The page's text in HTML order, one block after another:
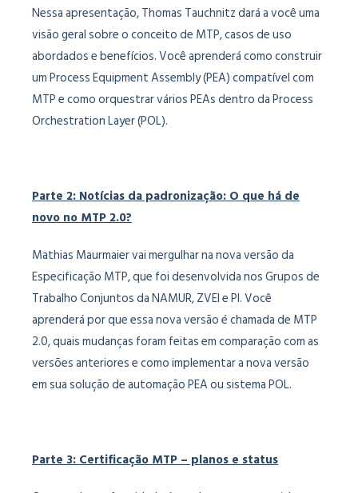
Nessa apresentação, Thomas Tauchnitz dará a você uma
visão geral sobre o conceito de MTP, casos de uso
abordados e benefícios. Você aprenderá como construir
um Process Equipment Assembly (PEA) compatível com
MTP e como orquestrar vários PEAs dentro da Process
Orchestration Layer (POL).
Parte 2: Notícias da padronização: O que há de
novo no MTP 2.0?
Mathias Maurmaier vai mergulhar na nova versão da
Especificação MTP, que foi desenvolvida nos Grupos de
Trabalho Conjuntos da NAMUR, ZVEI e PI. Você
aprenderá por que essa nova versão é chamada de MTP
2.0, quais mudanças foram feitas em comparação com as
versões anteriores e como implementar a nova versão
em sua solução de automação PEA ou sistema POL.
Parte 3: Certificação MTP – planos e status